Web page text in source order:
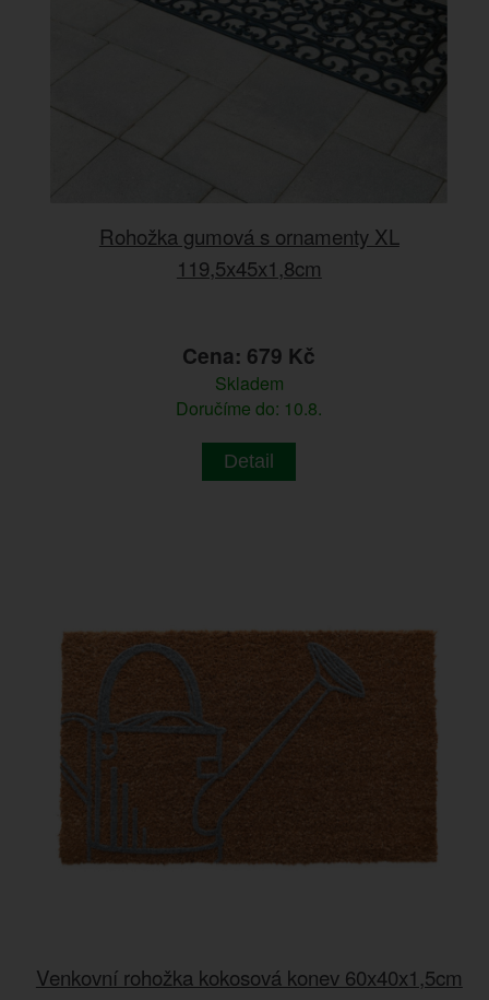
Rohožka gumová s ornamenty XL
119,5x45x1,8cm
Cena: 679 Kč
Skladem
Doručíme do: 10.8.
Detail
Venkovní rohožka kokosová konev 60x40x1,5cm